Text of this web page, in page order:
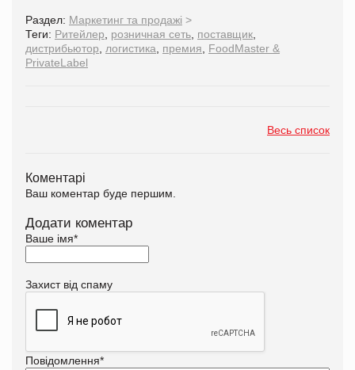
Раздел: Маркетинг та продажі >
Теги: Ритейлер розничная сеть поставщик
дистрибьютор
логистика премия
FoodMaster &
PrivateLabel
Весь список
Коментарі
Ваш коментар буде першим.
Додати коментар
Ваше імя*
Захист від спаму
Повідомлення*